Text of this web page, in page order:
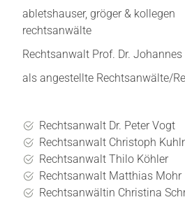
abletshauser, gröger & kollegen
rechtsanwälte
Rechtsanwalt Prof. Dr. Johannes
als angestellte Rechtsanwälte/
Rechtsanwalt Dr. Peter Vogt
Rechtsanwalt Christoph
Rechtsanwalt Thilo Köhler
Rechtsanwalt Matthias Mohr
Rechtsanwältin Christina